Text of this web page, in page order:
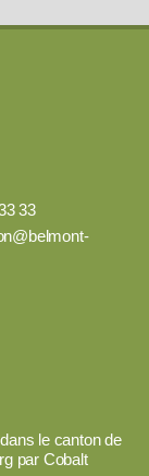
33
le canton de
par Cobalt